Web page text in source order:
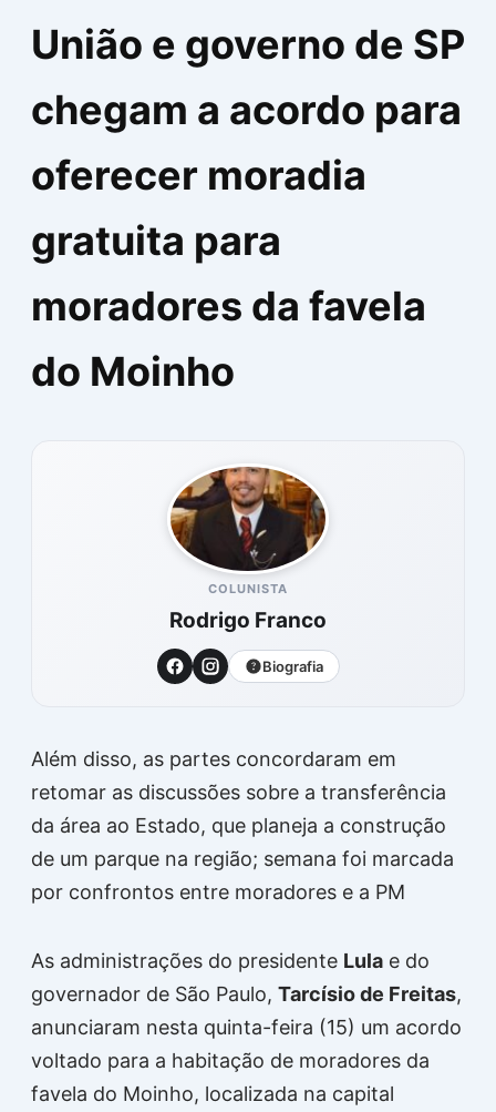
União e governo de SP
chegam a acordo para
oferecer moradia
gratuita para
moradores da favela
do Moinho
COLUNISTA
Rodrigo Franco
Biografia
Além disso, as partes concordaram em
retomar as discussões sobre a transferência
da área ao Estado, que planeja a construção
de um parque na região; semana foi marcada
por confrontos entre moradores e a PM
As administrações do presidente Lulae do
governador de São Paulo, Tarcísio de Freitas,
anunciaram nesta quinta-feira (15) um acordo
voltado para a habitação de moradores da
favela do Moinho, localizada na capital